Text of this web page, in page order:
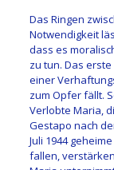
Das Ringen
Notwendigkeit
dass es
zu tun. Das
einer
zum Opfer fällt.
Verlobte Maria,
Gestapo nach
Juli 1944
fallen,